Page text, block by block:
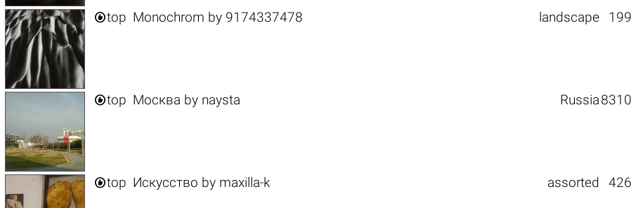
top Monochrom by 9174337478 landscape 199
top Москва by naysta Russia8310
top Искусство by maxilla-k assorted 426